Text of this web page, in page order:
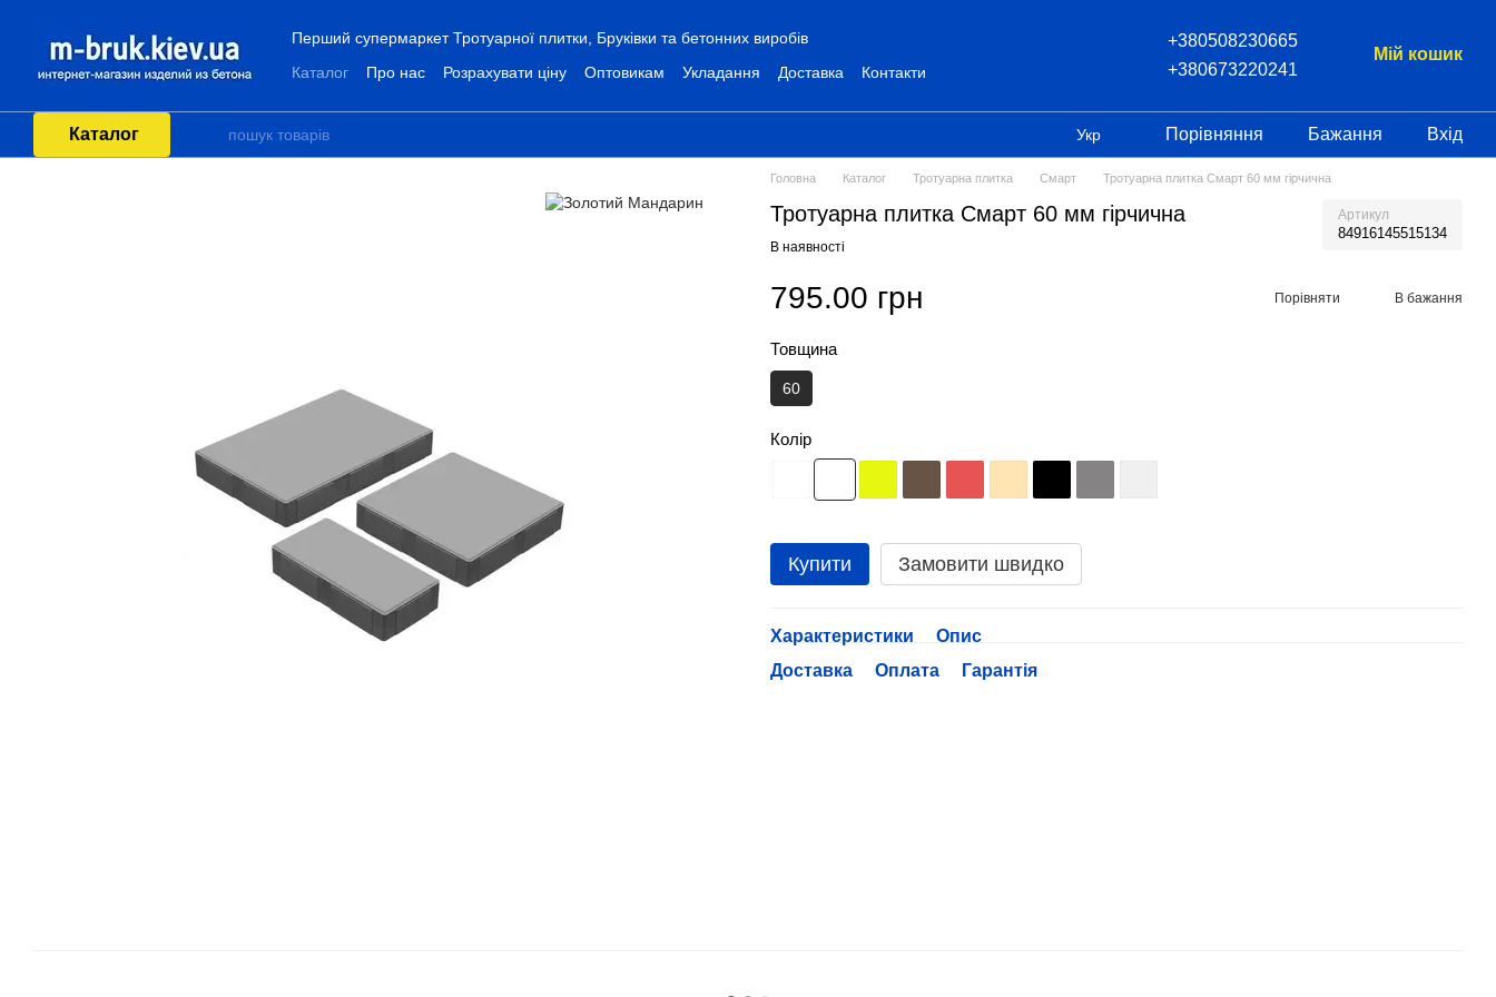
Перший супермаркет Тротуарної плитки, Бруківки та бетонних виробів
Каталог
Про нас Розрахувати ціну Оптовикам Укладання Доставка Контакти
+380508230665
+380673220241
Мій кошик
Каталог Укр Порівняння Бажання Вхід
Головна Каталог Тротуарна плитка Смарт Тротуарна плитка Смарт 60 мм гірчична
Тротуарна плитка Смарт 60 мм гірчична Артикул
84916145515134
В наявності
795.00 грн Порівняти В бажання
Товщина
60
Колір
Купити Замовити швидко
Характеристики
Опис
Доставка
Оплата Гарантія